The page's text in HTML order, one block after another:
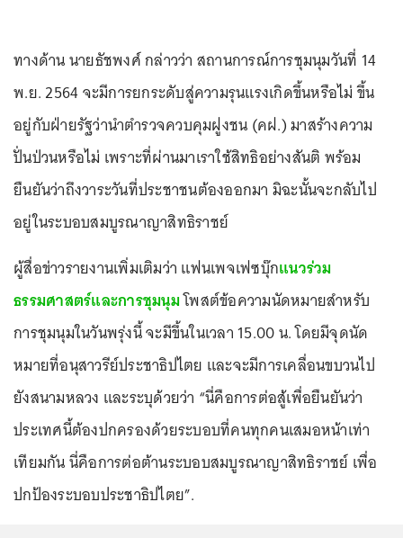
ทางด้าน นายธัชพงศ์ กล่าวว่า สถานการณ์การชุมนุมวันที่ 14
พ.ย. 2564 จะมีการยกระดับสู่ความรุนแรงเกิดขึ้นหรือไม่ ขึ้น
อยู่กับฝ่ายรัฐว่านำตำรวจควบคุมฝูงชน (คฝ.) มาสร้างความ
ปั่นป่วนหรือไม่ เพราะที่ผ่านมาเราใช้สิทธิอย่างสันติ พร้อม
ยืนยันว่าถึงวาระวันที่ประชาชนต้องออกมา มิฉะนั้นจะกลับไป
อยู่ในระบอบสมบูรณาญาสิทธิราชย์
ผู้สื่อข่าวรายงานเพิ่มเติมว่า แฟนเพจเฟซบุ๊กแนวร่วม
ธรรมศาสตร์และการชุมนุมโพสต์ข้อความนัดหมายสำหรับ
การชุมนุมในวันพรุ่งนี้ จะมีขึ้นในเวลา 15.00 น. โดยมีจุดนัด
หมายที่อนุสาวรีย์ประชาธิปไตย และจะมีการเคลื่อนขบวนไป
ยังสนามหลวง และระบุด้วยว่า “นี่คือการต่อสู้เพื่อยืนยันว่า
ประเทศนี้ต้องปกครองด้วยระบอบที่คนทุกคนเสมอหน้าเท่า
เทียมกัน นี่คือการต่อต้านระบอบสมบูรณาญาสิทธิราชย์ เพื่อ
ปกป้องระบอบประชาธิปไตย”.